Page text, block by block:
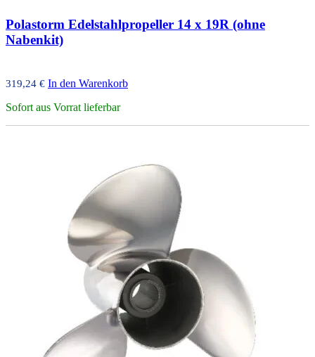
Polastorm Edelstahlpropeller 14 x 19R (ohne
Nabenkit)
319,24 € In den Warenkorb
Sofort aus Vorrat lieferbar